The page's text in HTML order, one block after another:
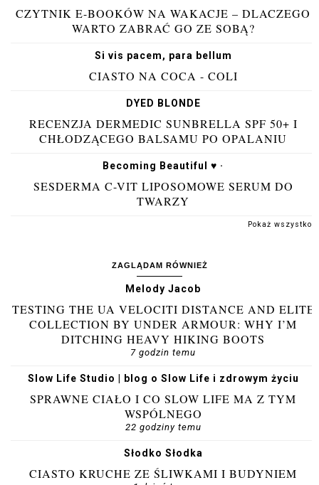
CZYTNIK E-BOOKÓW NA WAKACJE – DLACZEGO
WARTO ZABRAĆ GO ZE SOBĄ?
Si vis pacem, para bellum
CIASTO NA COCA - COLI
DYED BLONDE
RECENZJA DERMEDIC SUNBRELLA SPF 50+ I
CHŁODZĄCEGO BALSAMU PO OPALANIU
Becoming Beautiful ♥ ·
SESDERMA C-VIT LIPOSOMOWE SERUM DO
TWARZY
Pokaż wszystko
ZAGLĄDAM RÓWNIEŻ
Melody Jacob
TESTING THE UA VELOCITI DISTANCE AND ELITE
COLLECTION BY UNDER ARMOUR: WHY I’M
DITCHING HEAVY HIKING BOOTS
7 godzin temu
Slow Life Studio | blog o Slow Life i zdrowym życiu
SPRAWNE CIAŁO I CO SLOW LIFE MA Z TYM
WSPÓLNEGO
22 godziny temu
Słodko Słodka
CIASTO KRUCHE ZE ŚLIWKAMI I BUDYNIEM